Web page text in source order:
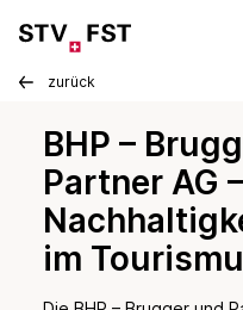
zurück
BHP –
Partner AG –
im